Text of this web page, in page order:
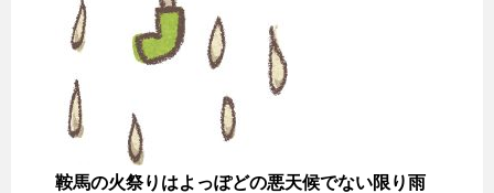
鞍馬の火祭りはよっぽどの悪天候でない限り雨